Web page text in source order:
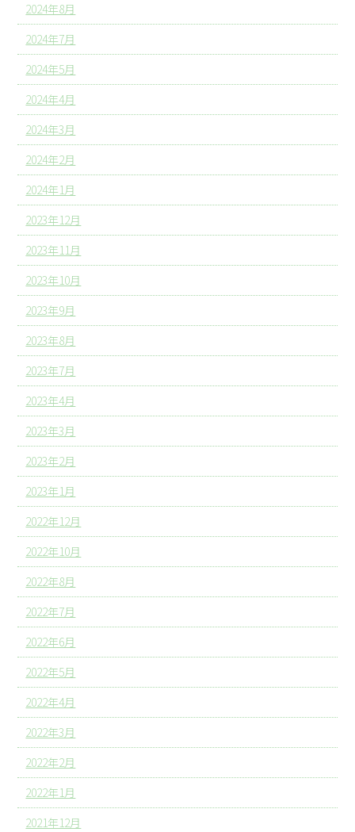
2024年8月
2024年7月
2024年5月
2024年4月
2024年3月
2024年2月
2024年1月
2023年12月
2023年11月
2023年10月
2023年9月
2023年8月
2023年7月
2023年4月
2023年3月
2023年2月
2023年1月
2022年12月
2022年10月
2022年8月
2022年7月
2022年6月
2022年5月
2022年4月
2022年3月
2022年2月
2022年1月
2021年12月